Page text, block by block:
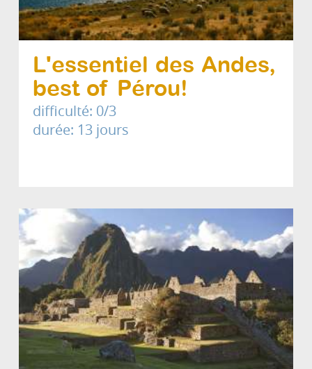
L'essentiel des Andes,
best of Pérou!
difficulté: 0/3
durée: 13 jours